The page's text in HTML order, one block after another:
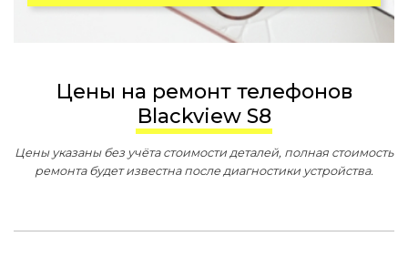
Цены на ремонт телефонов
Blackview S8
Цены указаны без учёта стоимости деталей, полная стоимость
ремонта будет известна после диагностики устройства.